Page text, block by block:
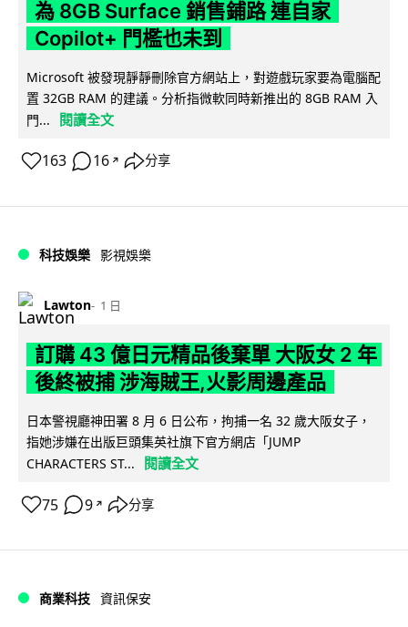
為 8GB Surface 銷售鋪路 連自家
Copilot+ 門檻也未到
Microsoft 被發現靜靜刪除官方網站上，對遊戲玩家要為電腦配
置 32GB RAM 的建議。分析指微軟同時新推出的 8GB RAM 入
門...
閱讀全文
163 16 ↗ 分享
科技娛樂 影視娛樂
Lawton 1 日
訂購 43 億日元精品後棄單 大阪女 2 年
後終被捕 涉海賊王,火影周邊產品
日本警視廳神田署 8 月 6 日公布，拘捕一名 32 歲大阪女子，
指她涉嫌在出版巨頭集英社旗下官方網店「JUMP
CHARACTERS ST...
閱讀全文
75 9 ↗ 分享
商業科技 資訊保安